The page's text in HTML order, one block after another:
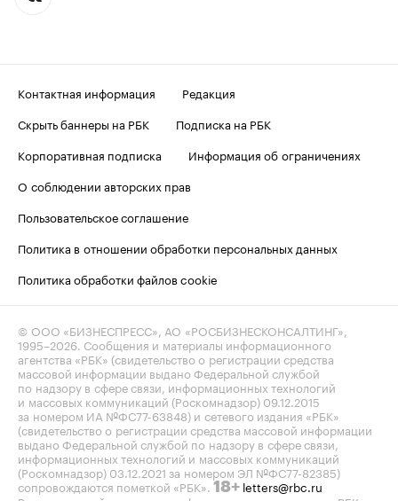
Контактная информация
Редакция
Скрыть баннеры на РБК
Подписка на РБК
Корпоративная подписка
Информация об ограничениях
О соблюдении авторских прав
Пользовательское соглашение
Политика в отношении обработки персональных данных
Политика обработки файлов cookie
© ООО «БИЗНЕСПРЕСС», АО «РОСБИЗНЕСКОНСАЛТИНГ»,
1995–2026 . Сообщения и материалы информационного
агентства «РБК» (свидетельство о регистрации средства
массовой информации выдано Федеральной службой
по надзору в сфере связи, информационных технологий
и массовых коммуникаций (Роскомнадзор) 09.12.2015
за номером ИА №ФС77-63848) и сетевого издания «РБК»
(свидетельство о регистрации средства массовой информации
выдано Федеральной службой по надзору в сфере связи,
информационных технологий и массовых коммуникаций
(Роскомнадзор) 03.12.2021 за номером ЭЛ №ФС77-82385)
сопровождаются пометкой «РБК». 18+ letters@rbc.ru